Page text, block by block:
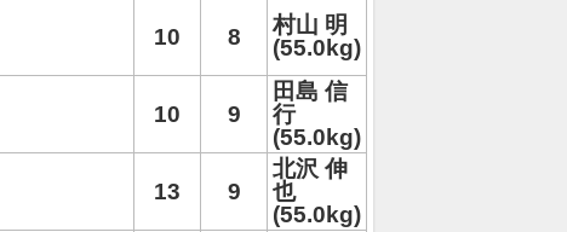
10 8
村山 明
(55.0kg)
10 9
田島 信
行
(55.0kg)
13 9
北沢 伸
也
(55.0kg)